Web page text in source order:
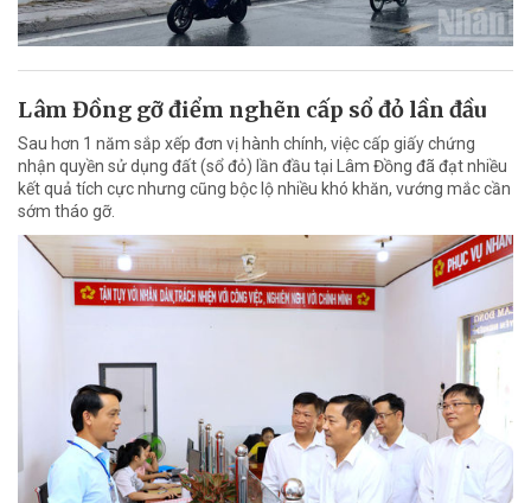
Lâm Đồng gỡ điểm nghẽn cấp sổ đỏ lần đầu
Sau hơn 1 năm sắp xếp đơn vị hành chính, việc cấp giấy chứng
nhận quyền sử dụng đất (sổ đỏ) lần đầu tại Lâm Đồng đã đạt nhiều
kết quả tích cực nhưng cũng bộc lộ nhiều khó khăn, vướng mắc cần
sớm tháo gỡ.